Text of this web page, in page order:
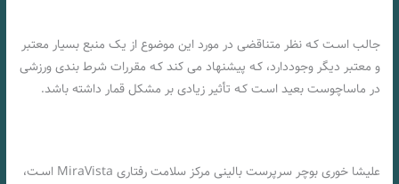
جالب اسـت کـه نظر متناقضی در مورد این موضوع از یک منبع بسیار معتبر
و معتبر دیگر وجوددارد، کـه پیشنهاد می کند کـه مقررات شرط بندی ورزشی
در ماساچوست بعید اسـت کـه تأثیر زیادی بر مشکل قمار داشته باشد.
علیشا خوری بوچر سرپرست بالینی مرکز سلامت رفتاری MiraVista اسـت،